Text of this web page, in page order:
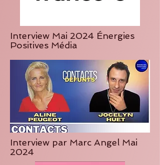
Interview Mai 2024 Énergies
Positives Média
Interview par Marc Angel Mai
2024